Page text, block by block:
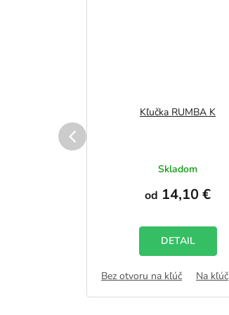
FAB
Kľučka RUMBA K
Skladom
od 14,10 €
DETAIL
Bez otvoru na kľúč Na kľúč